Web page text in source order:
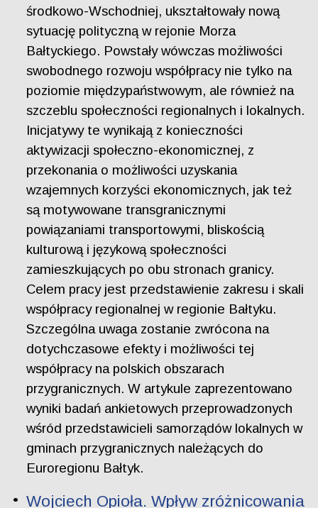
środkowo-Wschodniej, ukształtowały nową
sytuację polityczną w rejonie Morza
Bałtyckiego. Powstały wówczas możliwości
swobodnego rozwoju współpracy nie tylko na
poziomie międzypaństwowym, ale również na
szczeblu społeczności regionalnych i lokalnych.
Inicjatywy te wynikają z konieczności
aktywizacji społeczno-ekonomicznej, z
przekonania o możliwości uzyskania
wzajemnych korzyści ekonomicznych, jak też
są motywowane transgranicznymi
powiązaniami transportowymi, bliskością
kulturową i językową społeczności
zamieszkujących po obu stronach granicy.
Celem pracy jest przedstawienie zakresu i skali
współpracy regionalnej w regionie Bałtyku.
Szczególna uwaga zostanie zwrócona na
dotychczasowe efekty i możliwości tej
współpracy na polskich obszarach
przygranicznych. W artykule zaprezentowano
wyniki badań ankietowych przeprowadzonych
wśród przedstawicieli samorządów lokalnych w
gminach przygranicznych należących do
Euroregionu Bałtyk.
Wojciech Opioła. Wpływ zróżnicowania